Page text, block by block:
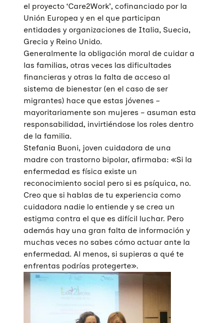
el proyecto ‘Care2Work’, cofinanciado por la
Unión Europea y en el que participan
entidades y organizaciones de Italia, Suecia,
Grecia y Reino Unido.
Generalmente la obligación moral de cuidar a
las familias, otras veces las dificultades
financieras y otras la falta de acceso al
sistema de bienestar (en el caso de ser
migrantes) hace que estas jóvenes –
mayoritariamente son mujeres – asuman esta
responsabilidad, invirtiéndose los roles dentro
de la familia.
Stefania Buoni, joven cuidadora de una
madre con trastorno bipolar, afirmaba: «Si la
enfermedad es física existe un
reconocimiento social pero si es psíquica, no.
Creo que si hablas de tu experiencia como
cuidadora nadie lo entiende y se crea un
estigma contra el que es difícil luchar. Pero
además hay una gran falta de información y
muchas veces no sabes cómo actuar ante la
enfermedad. Al menos, si supieras a qué te
enfrentas podrías protegerte».